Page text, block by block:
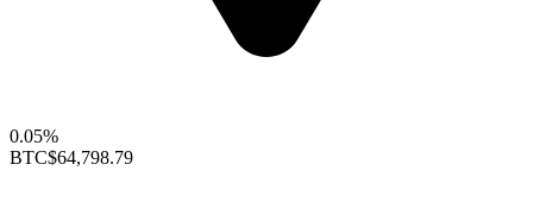
0.05%
BTC$64,798.79